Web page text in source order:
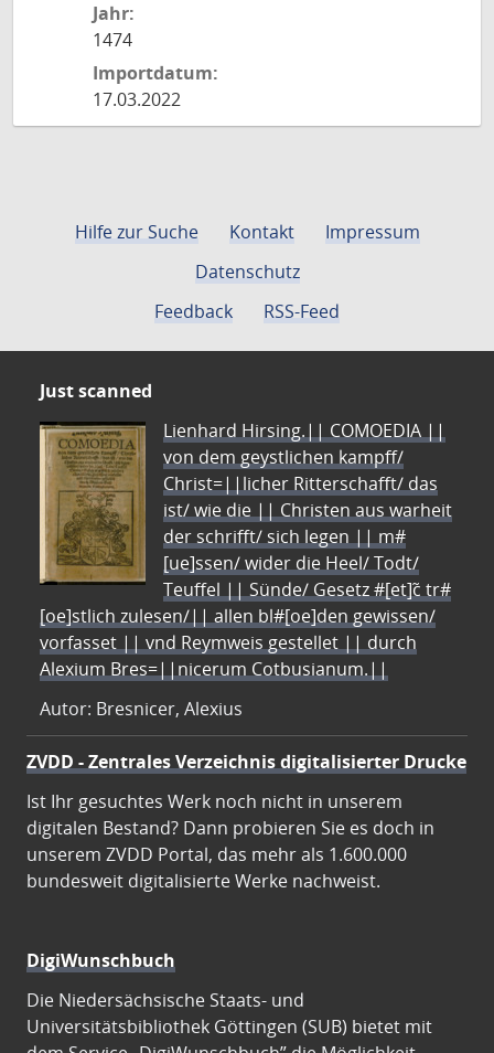
Jahr:
1474
Importdatum:
17.03.2022
Hilfe zur Suche Kontakt
Impressum
Datenschutz
Feedback
RSS-Feed
Just scanned
Lienhard Hirsing.|| COMOEDIA ||
von dem geystlichen kampff/
Christ=||licher Ritterschafft/ das
ist/ wie die || Christen aus warheit
der schrifft/ sich legen || m#
[ue]ssen/ wider die Heel/ Todt/
Teuffel || Sünde/ Gesetz #[et]c̃ tr#
[oe]stlich zulesen/|| allen bl#[oe]den gewissen/
vorfasset || vnd Reymweis gestellet || durch
Alexium Bres=||nicerum Cotbusianum.||
Autor: Bresnicer, Alexius
ZVDD - Zentrales Verzeichnis digitalisierter Drucke
Ist Ihr gesuchtes Werk noch nicht in unserem
digitalen Bestand? Dann probieren Sie es doch in
unserem ZVDD Portal, das mehr als 1.600.000
bundesweit digitalisierte Werke nachweist.
DigiWunschbuch
Die Niedersächsische Staats- und
Universitätsbibliothek Göttingen (SUB) bietet mit